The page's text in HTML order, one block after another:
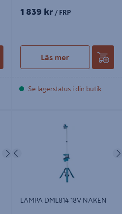
1 839 kr / FRP
Läs mer
Se lagerstatus i din butik
Nästa
LAMPA DML814 18V NAKEN